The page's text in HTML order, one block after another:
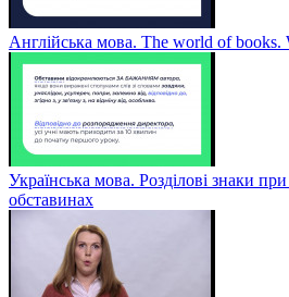
Англійська мова. The world of books.
Українська мова. Розділові знаки
обставинах